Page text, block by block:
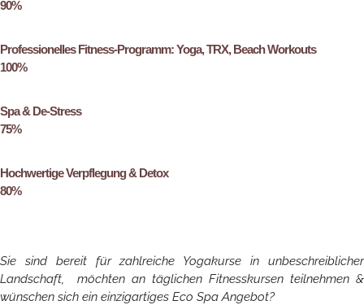
90%
Professionelles Fitness-Programm: Yoga, TRX, Beach Workouts
100%
Spa & De-Stress
75%
Hochwertige Verpflegung & Detox
80%
Sie sind bereit für zahlreiche Yogakurse in unbeschreiblicher
Landschaft, möchten an täglichen Fitnesskursen teilnehmen &
wünschen sich ein einzigartiges Eco Spa Angebot?